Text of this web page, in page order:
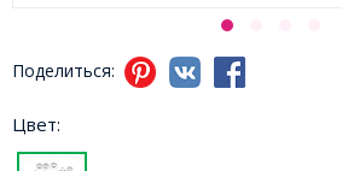
Поделиться:
Цвет: